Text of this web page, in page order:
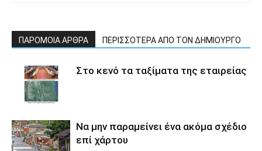
ΠΑΡΟΜΟΙΑ ΑΡΘΡΑ ΠΕΡΙΣΣΟΤΕΡΑ ΑΠΟ ΤΟΝ ΔΗΜΙΟΥΡΓΟ
Στο κενό τα ταξίματα της εταιρείας
Να μην παραμείνει ένα ακόμα σχέδιο
επί χάρτου